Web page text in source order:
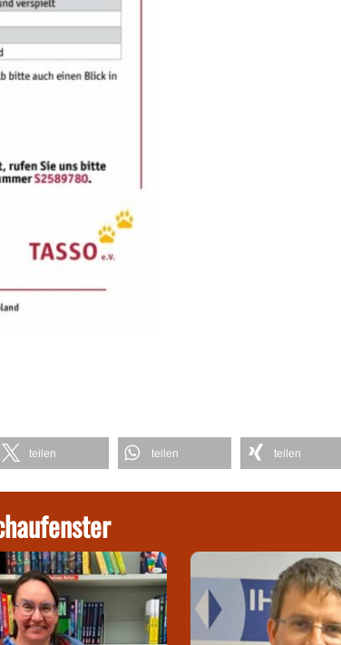
teilen teilen teilen